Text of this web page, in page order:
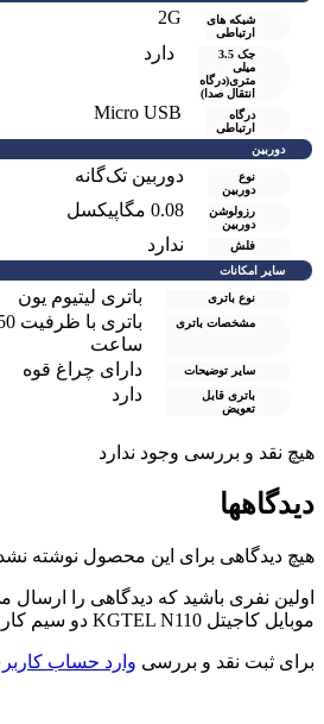
شبکه های
ارتباطی
2G
جک 3.5
میلی
متری(درگاه
انتقال صدا)
دارد
درگاه
ارتباطی
Micro USB
دوربین
نوع
دوربین
دوربین تک‌گانه
رزولوشن
دوربين
0.08 مگاپیکسل
فلش ندارد
سایر امکانات
نوع باتری باتری لیتیوم یون
مشخصات باتری
ساعت
سایر توضیحات دارای چراغ قوه
باتری قابل
تعویض
دارد
هیچ نقد و بررسی وجود ندارد
دیدگاهها
هیچ دیدگاهی برای این محصول نوشته
اولین نفری باشید که دیدگاهی را
موبایل کاجیتل KGTEL N110 دو سیم کارت”
برای ثبت نقد و بررسی وارد حساب